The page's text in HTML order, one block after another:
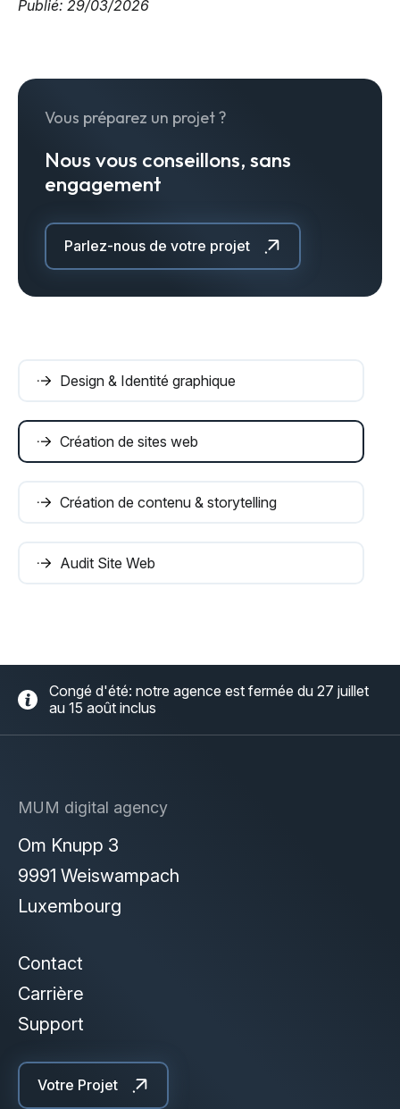
Publié: 29/03/2026
Vous préparez un projet ?
Nous vous conseillons, sans
engagement
Parlez-nous de votre projet
Design & Identité graphique
Création de sites web
Création de contenu & storytelling
Audit Site Web
Congé d'été: notre agence est fermée du 27 juillet
au 15 août inclus
MUM digital agency
Om Knupp 3
9991 Weiswampach
Luxembourg
Contact
Carrière
Support
Votre Projet